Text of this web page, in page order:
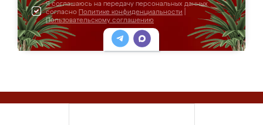
Я соглашаюсь на передачу персональных данных
согласно Политике конфиденциальности
Пользовательскому соглашению